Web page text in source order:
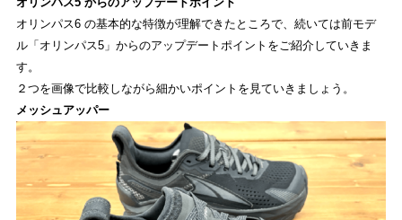
オリンパス6 の基本的な特徴が理解できたところで、続いては前モデ
ル「オリンパス5」からのアップデートポイントをご紹介していきま
す。
２つを画像で比較しながら細かいポイントを見ていきましょう。
メッシュアッパー